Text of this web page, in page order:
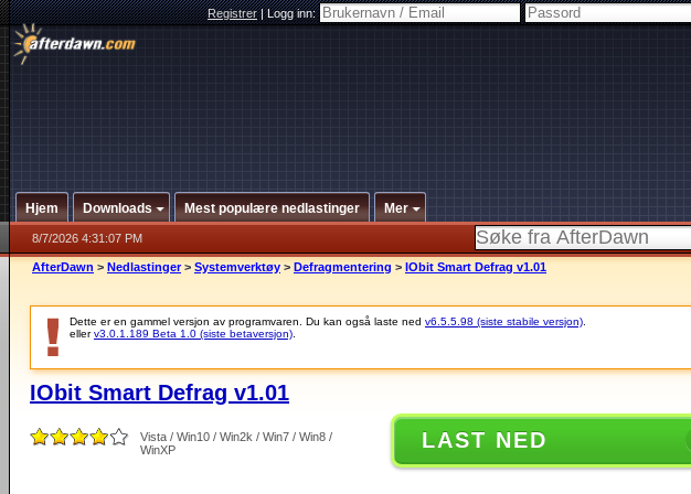
Registrer|Logg inn:
Hjem Downloads Mest populære nedlastinger Mer
8/7/2026 4:31:07 PM
AfterDawn > Nedlastinger > Systemverktøy > Defragmentering > IObit Smart Defrag v1.01
Dette er en gammel versjon av programvaren. Du kan også laste ned v6.5.5.98 (siste stabile versjon)
ellerv3.0.1.189 Beta 1.0 (siste betaversjon)
IObit Smart Defrag v1.01
Vista / Win10 / Win2k / Win7 / Win8 /
WinXP
LAST NED